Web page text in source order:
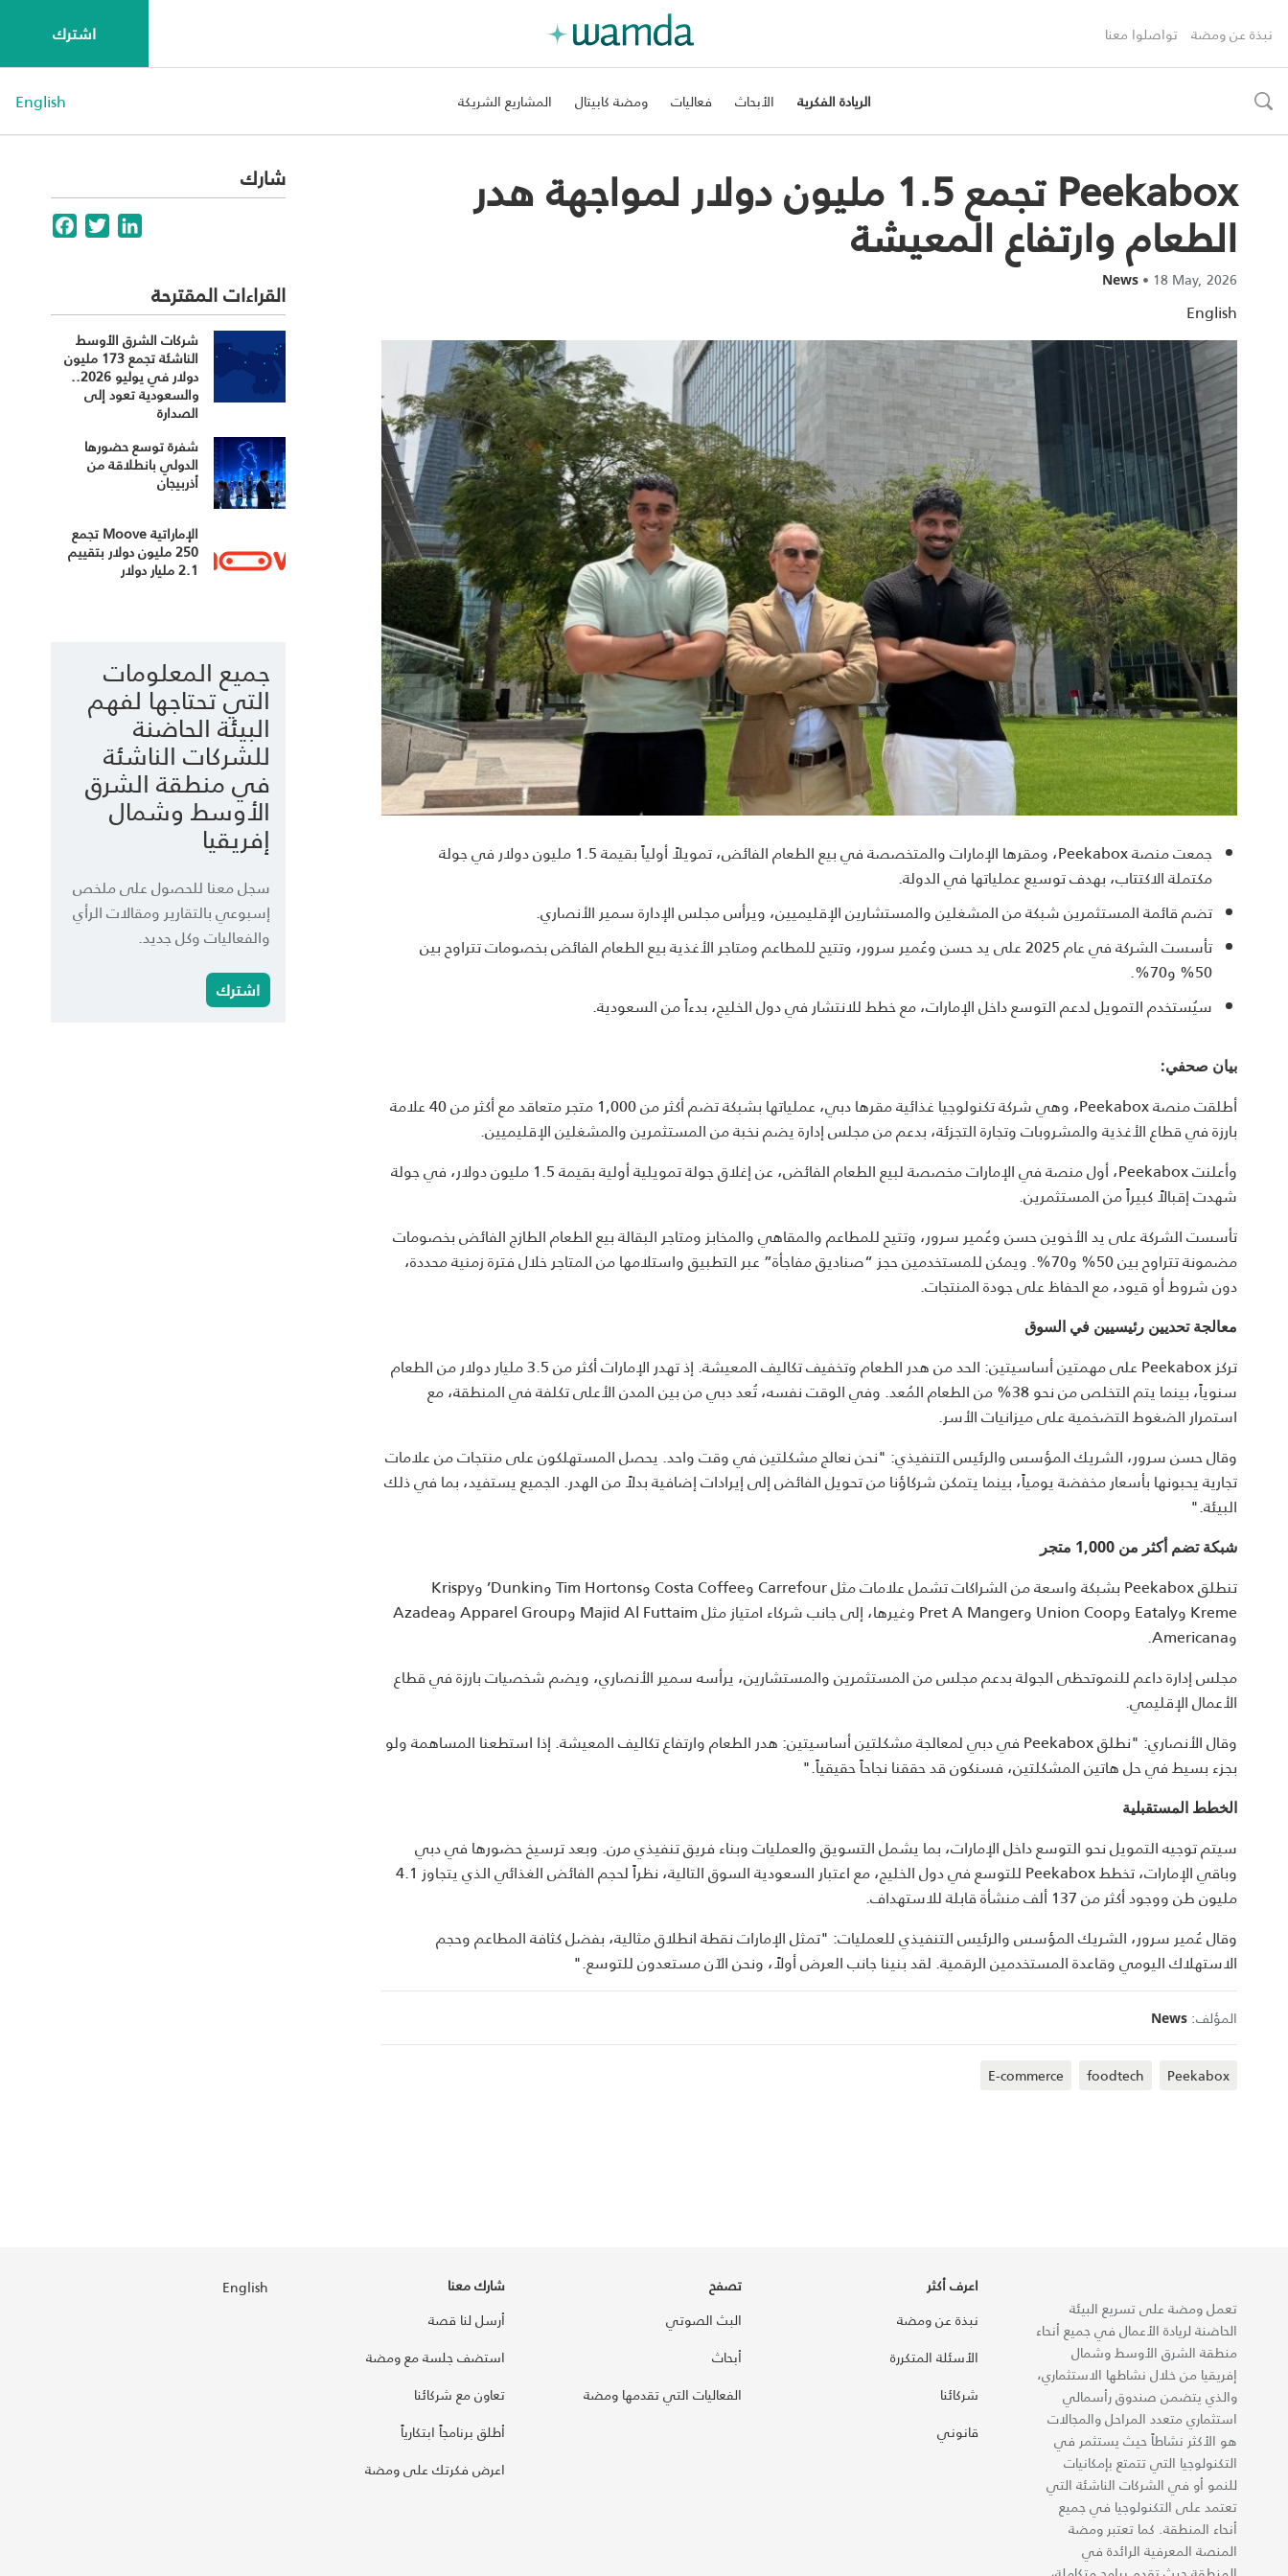
نبذة عن ومضة تواصلوا معنا اشترك
toggle
الريادة الفكرية الأبحاث فعاليات ومضة كابيتال المشاريع الشريكة English
Peekabox تجمع 1.5 مليون دولار لمواجهة هدر
الطعام وارتفاع المعيشة
News • 18 May, 2026
English
جمعت منصة Peekabox، ومقرها الإمارات والمتخصصة في بيع الطعام الفائض، تمويلاً أولياً بقيمة 1.5 مليون دولار في جولة
مكتملة الاكتتاب، بهدف توسيع عملياتها في الدولة.
تضم قائمة المستثمرين شبكة من المشغلين والمستشارين الإقليميين، ويرأس مجلس الإدارة سمير الأنصاري.
تأسست الشركة في عام 2025 على يد حسن وعُمير سرور، وتتيح للمطاعم ومتاجر الأغذية بيع الطعام الفائض بخصومات تتراوح بين
50% و70%.
سيُستخدم التمويل لدعم التوسع داخل الإمارات، مع خطط للانتشار في دول الخليج، بدءاً من السعودية.
بيان صحفي:
أطلقت منصة Peekabox، وهي شركة تكنولوجيا غذائية مقرها دبي، عملياتها بشبكة تضم أكثر من 1,000 متجر متعاقد مع أكثر من 40 علامة
بارزة في قطاع الأغذية والمشروبات وتجارة التجزئة، بدعم من مجلس إدارة يضم نخبة من المستثمرين والمشغلين الإقليميين.
وأعلنت Peekabox، أول منصة في الإمارات مخصصة لبيع الطعام الفائض، عن إغلاق جولة تمويلية أولية بقيمة 1.5 مليون دولار، في جولة
شهدت إقبالاً كبيراً من المستثمرين.
تأسست الشركة على يد الأخوين حسن وعُمير سرور، وتتيح للمطاعم والمقاهي والمخابز ومتاجر البقالة بيع الطعام الطازج الفائض بخصومات
مضمونة تتراوح بين 50% و70%. ويمكن للمستخدمين حجز “صناديق مفاجأة” عبر التطبيق واستلامها من المتاجر خلال فترة زمنية محددة،
دون شروط أو قيود، مع الحفاظ على جودة المنتجات.
معالجة تحديين رئيسيين في السوق
تركز Peekabox على مهمتين أساسيتين: الحد من هدر الطعام وتخفيف تكاليف المعيشة. إذ تهدر الإمارات أكثر من 3.5 مليار دولار من الطعام
سنوياً، بينما يتم التخلص من نحو 38% من الطعام المُعد. وفي الوقت نفسه، تُعد دبي من بين المدن الأعلى تكلفة في المنطقة، مع
استمرار الضغوط التضخمية على ميزانيات الأسر.
وقال حسن سرور، الشريك المؤسس والرئيس التنفيذي: "نحن نعالج مشكلتين في وقت واحد. يحصل المستهلكون على منتجات من علامات
تجارية يحبونها بأسعار مخفضة يومياً، بينما يتمكن شركاؤنا من تحويل الفائض إلى إيرادات إضافية بدلاً من الهدر. الجميع يستفيد، بما في ذلك
البيئة."
شبكة تضم أكثر من 1,000 متجر
تنطلق Peekabox بشبكة واسعة من الشراكات تشمل علامات مثل Carrefour وCosta Coffee وTim Hortons وDunkin’ وKrispy
Kreme وEataly وUnion Coop وPret A Manger وغيرها، إلى جانب شركاء امتياز مثل Majid Al Futtaim وApparel Group وAzadea
وAmericana.
مجلس إدارة داعم للنموتحظى الجولة بدعم مجلس من المستثمرين والمستشارين، يرأسه سمير الأنصاري، ويضم شخصيات بارزة في قطاع
الأعمال الإقليمي.
وقال الأنصاري: "نطلق Peekabox في دبي لمعالجة مشكلتين أساسيتين: هدر الطعام وارتفاع تكاليف المعيشة. إذا استطعنا المساهمة ولو
بجزء بسيط في حل هاتين المشكلتين، فسنكون قد حققنا نجاحاً حقيقياً."
الخطط المستقبلية
سيتم توجيه التمويل نحو التوسع داخل الإمارات، بما يشمل التسويق والعمليات وبناء فريق تنفيذي مرن. وبعد ترسيخ حضورها في دبي
وباقي الإمارات، تخطط Peekabox للتوسع في دول الخليج، مع اعتبار السعودية السوق التالية، نظراً لحجم الفائض الغذائي الذي يتجاوز 4.1
مليون طن ووجود أكثر من 137 ألف منشأة قابلة للاستهداف.
وقال عُمير سرور، الشريك المؤسس والرئيس التنفيذي للعمليات: "تمثل الإمارات نقطة انطلاق مثالية، بفضل كثافة المطاعم وحجم
الاستهلاك اليومي وقاعدة المستخدمين الرقمية. لقد بنينا جانب العرض أولاً، ونحن الآن مستعدون للتوسع."
المؤلف: News
Peekabox
foodtech
E-commerce
شارك
FacebookTwitterLinkedIn
القراءات المقترحة
شركات الشرق الأوسط
الناشئة تجمع 173 مليون
دولار في يوليو 2026..
والسعودية تعود إلى
الصدارة
شفرة توسع حضورها
الدولي بانطلاقة من
أذربيجان
الإماراتية Moove تجمع
250 مليون دولار بتقييم
2.1 مليار دولار
جميع المعلومات
التي تحتاجها لفهم
البيئة الحاضنة
للشركات الناشئة
في منطقة الشرق
الأوسط وشمال
إفريقيا
سجل معنا للحصول على ملخص
إسبوعي بالتقارير ومقالات الرأي
والفعاليات وكل جديد.
اشترك
تعمل ومضة على تسريع البيئة
الحاضنة لريادة الأعمال في جميع أنحاء
منطقة الشرق الأوسط وشمال
إفريقيا من خلال نشاطها الاستثماري،
والذي يتضمن صندوق رأسمالي
استثماري متعدد المراحل والمجالات
هو الأكثر نشاطاً حيث يستثمر في
التكنولوجيا التي تتمتع بإمكانيات
للنمو أو في الشركات الناشئة التي
تعتمد على التكنولوجيا في جميع
أنحاء المنطقة. كما تعتبر ومضة
المنصة المعرفية الرائدة في
اعرف أكثر
نبذة عن ومضة
الأسئلة المتكررة
شركائنا
قانوني
تصفح
البث الصوتي
أبحاث
الفعاليات التي تقدمها ومضة
شارك معنا
أرسل لنا قصة
استضف جلسة مع ومضة
تعاون مع شركائنا
أطلق برنامجاً ابتكارياً
اعرض فكرتك على ومضة
English